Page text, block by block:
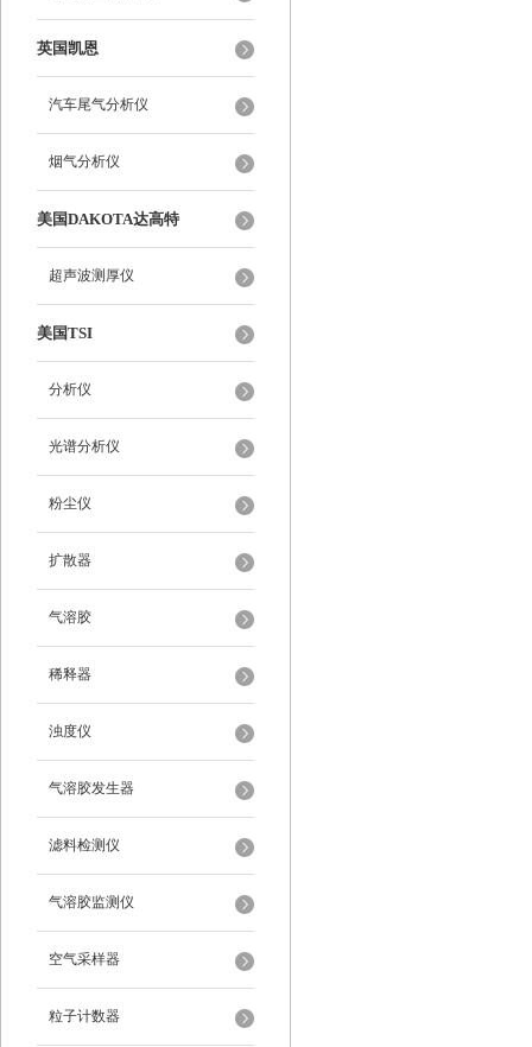
英国凯恩
汽车尾气分析仪
烟气分析仪
美国DAKOTA达高特
超声波测厚仪
美国TSI
分析仪
光谱分析仪
粉尘仪
扩散器
气溶胶
稀释器
浊度仪
气溶胶发生器
滤料检测仪
气溶胶监测仪
空气采样器
粒子计数器